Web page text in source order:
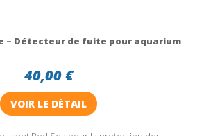
– Détecteur de fuite pour aquarium
40,00 €
VOIR LE DÉTAIL